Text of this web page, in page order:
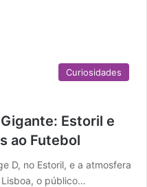
Curiosidades
Estoril e
ao Futebol
D, no Estoril, e a atmosfera
o público…